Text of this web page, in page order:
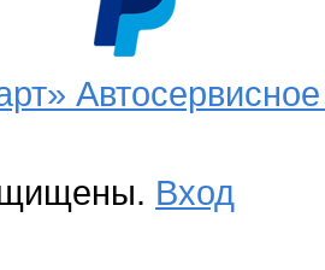
Вход